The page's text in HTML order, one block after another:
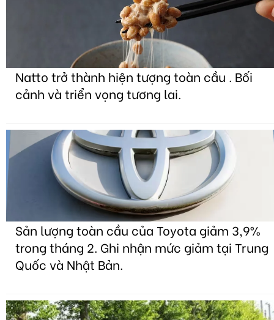
Natto trở thành hiện tượng toàn cầu . Bối
cảnh và triển vọng tương lai.
Sản lượng toàn cầu của Toyota giảm 3,9%
trong tháng 2. Ghi nhận mức giảm tại Trung
Quốc và Nhật Bản.